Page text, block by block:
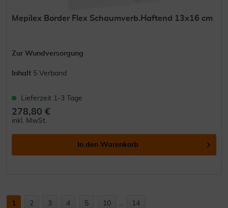
Mepilex Border Flex Schaumverb.Haftend 13x16 cm
Zur Wundversorgung
Inhalt 5 Verband
Lieferzeit 1-3 Tage
278,80 €
inkl. MwSt.
In den Warenkorb
1 2 3 4 5 10 ... 14